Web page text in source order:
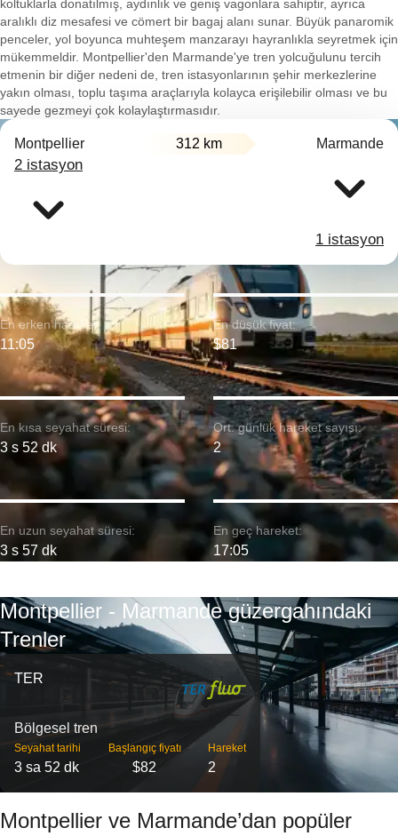
koltuklarla donatılmış, aydınlık ve geniş vagonlara sahiptir, ayrıca
aralıklı diz mesafesi ve cömert bir bagaj alanı sunar. Büyük panaromik
penceler, yol boyunca muhteşem manzarayı hayranlıkla seyretmek için
mükemmeldir. Montpellier'den Marmande'ye tren yolcuğulunu tercih
etmenin bir diğer nedeni de, tren istasyonlarının şehir merkezlerine
yakın olması, toplu taşıma araçlarıyla kolayca erişilebilir olması ve bu
sayede gezmeyi çok kolaylaştırmasıdır.
Montpellier 312 km Marmande
2 istasyon
1 istasyon
En kısa seyahat süresi:
3 s 52 dk
En erken hareket:
11:05
En uzun seyahat süresi:
3 s 57 dk
En düşük fiyat:
$81
Ort. günlük hareket sayısı:
2
En geç hareket:
17:05
Montpellier - Marmande güzergahındaki
Trenler
TER
Bölgesel tren
Seyahat tarihi
3 sa 52 dk
Başlangıç ​​fiyatı
$82
Hareket
2
Montpellier ve Marmande’dan popüler